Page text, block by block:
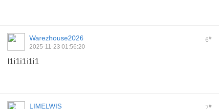
6#
Warezhouse2026
2025-11-23 01:56:20
I1i1i1i1i1
#
LIMELWIS